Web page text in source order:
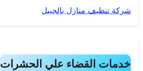
شركة تنظيف منازل بالجبيل
خدمات القضاء علي الحشرات